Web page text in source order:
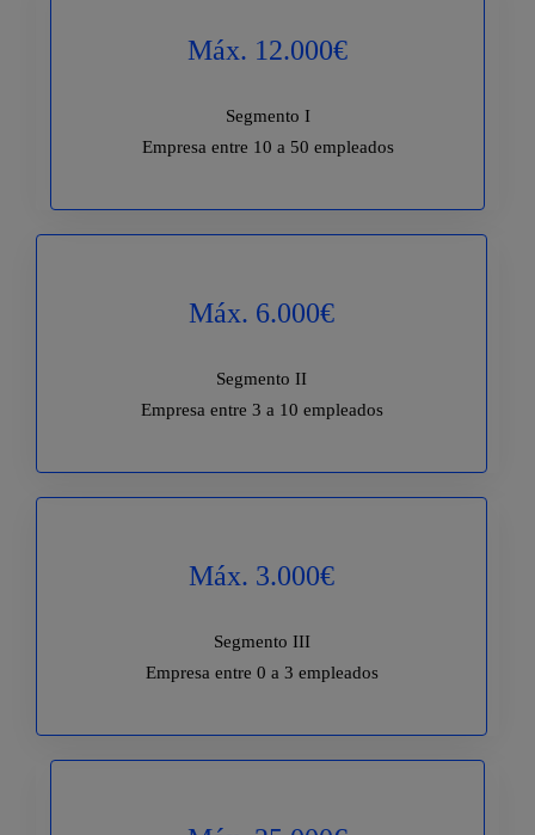
Máx. 12.000€
Segmento I
Empresa entre 10 a 50 empleados
Máx. 6.000€
Segmento II
Empresa entre 3 a 10 empleados
Máx. 3.000€
Segmento III
Empresa entre 0 a 3 empleados